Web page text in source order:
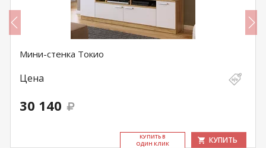
Мини-стенка Токио
Цена
30 140
КУ­ПИТЬ В
ОДИН КЛИК
КУПИТЬ